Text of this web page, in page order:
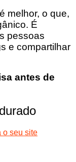
melhor, o que,
É
pessoas
e compartilhar
antes de